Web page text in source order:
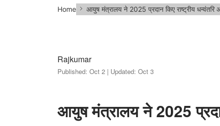
Home आयुष मंत्रालय ने 2025 प्रदान किए राष्ट्रीय धन्वंतरि
Rajkumar
Published: Oct 2 | Updated: Oct 3
आयुष मंत्रालय ने 2025